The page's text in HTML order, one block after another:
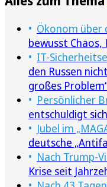
Ökonom über
bewusst Chaos,
IT-
den Russen
großes
Persönlicher
entschuldigt
Jubel im
deutsche
Nach Trump-
Krise seit